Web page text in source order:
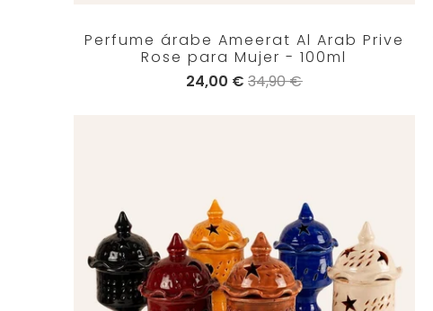
Perfume árabe Ameerat Al Arab Prive
Rose para Mujer - 100ml
24,00 €34,90 €